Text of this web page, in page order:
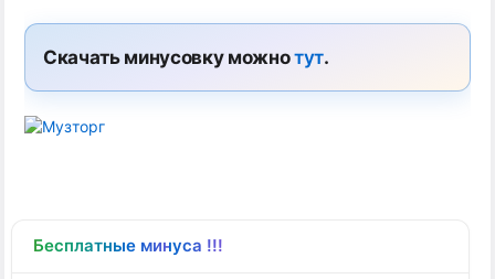
Бесплатные минуса !!!
Скачать минусовку можнотут.